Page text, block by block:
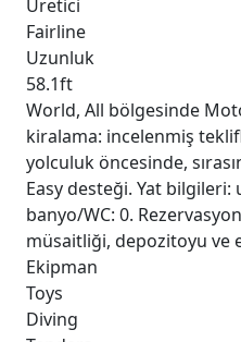
Üretici
Fairline
Uzunluk
58.1ft
World, All bölgesinde
kiralama: incelenmiş
yolculuk öncesinde,
Easy desteği. Yat
banyo/WC: 0.
müsaitliği, depozitoyu ve
Ekipman
Toys
Diving